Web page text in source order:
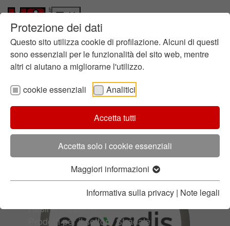
Protezione dei dati
Questo sito utilizza cookie di profilazione. Alcuni di questI
sono essenziali per le funzionalità del sito web, mentre
altri ci aiutano a migliorarne l'utilizzo.
cookie essenziali
Analitici
Accetta tutti
Accetta solo i cookie essenziali
Maggiori informazioni
Informativa sulla privacy | Note legali
Vai al contenuto principale
Skip to page footer
Chi siamo
Responsabilità
La nostra storia
Chimica per Fonderia
Siti produttivi HA Group
Contatti
Innovazione
Ricerca Globale
Focus: Sostenibilità
HA Center of Competence
Prodotti e servizi
Prodotti per la Fonderia
Prodotti per l'Edilizia
Resine Industriali
Prodotti per il settore Stradale
Valutazioni Processi di Gestione Certificati